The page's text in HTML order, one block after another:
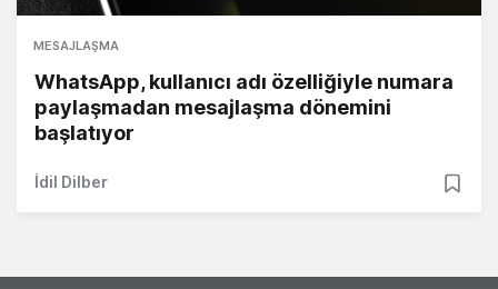
MESAJLAŞMA
WhatsApp, kullanıcı adı özelliğiyle numara
paylaşmadan mesajlaşma dönemini
başlatıyor
İdil Dilber